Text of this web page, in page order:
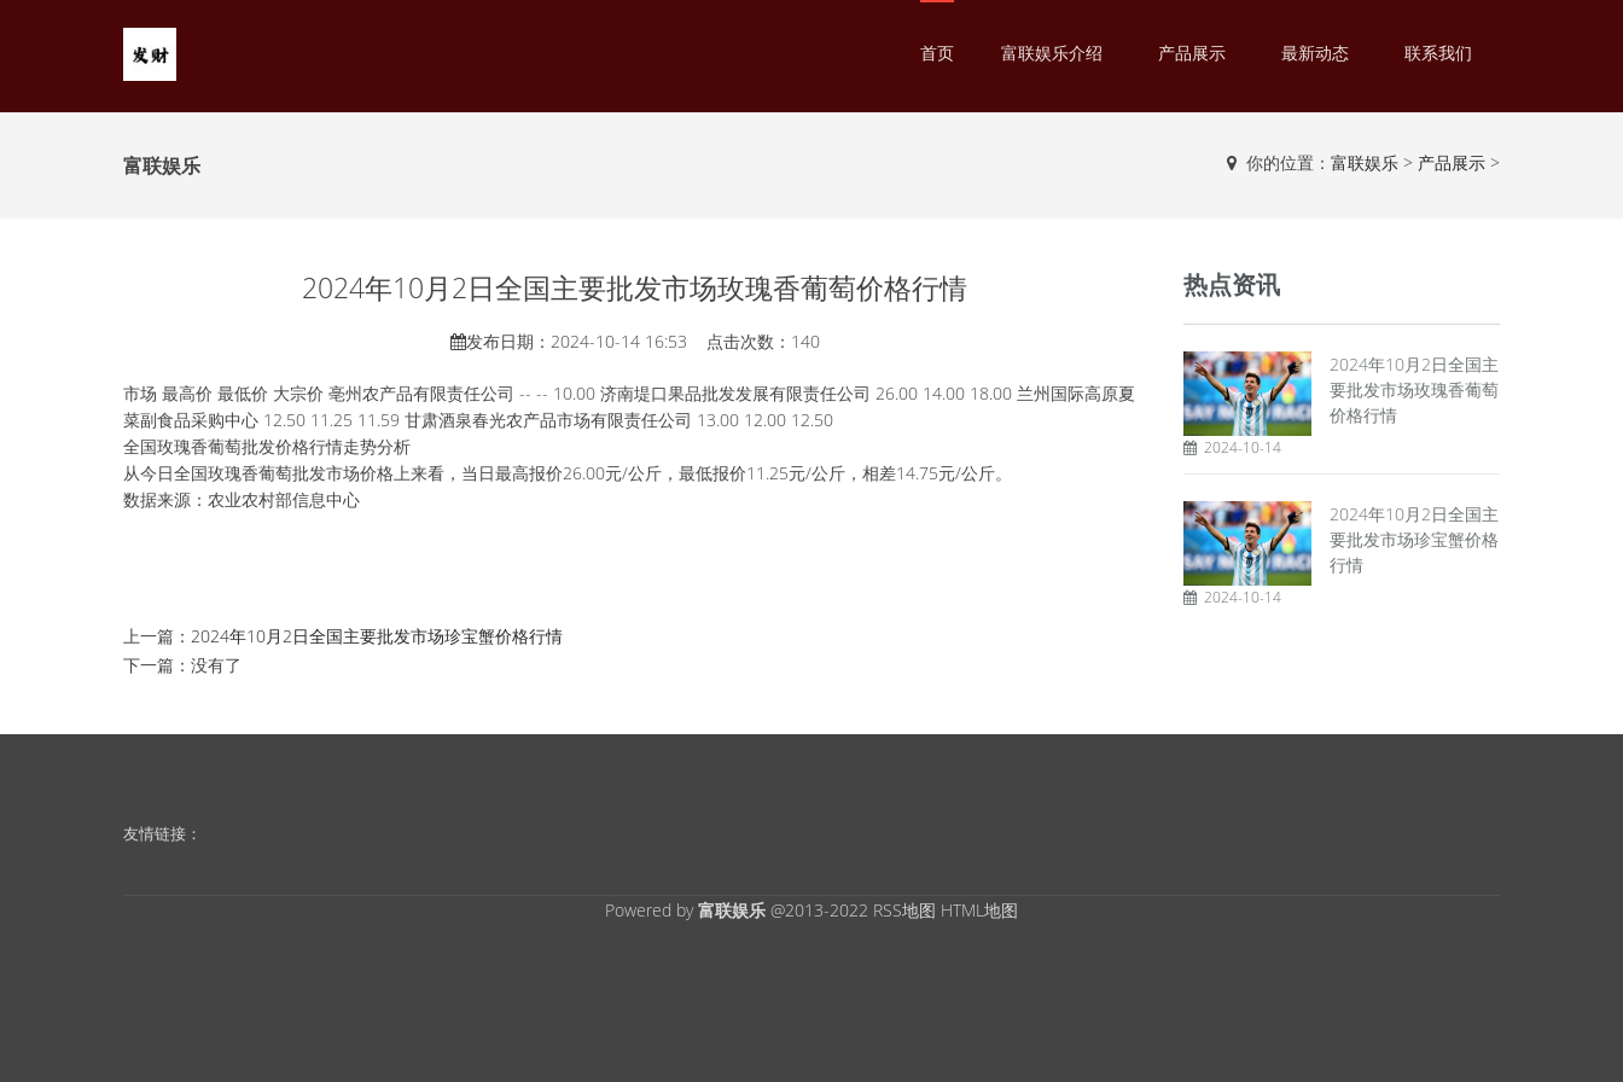
首页 富联娱乐介绍 产品展示 最新动态 联系我们
富联娱乐 你的位置： 富联娱乐 > 产品展示 >
2024年10月2日全国主要批发市场玫瑰香葡萄价格行情
发布日期：2024-10-14 16:53 点击次数：140
市场 最高价 最低价 大宗价 亳州农产品有限责任公司 -- -- 10.00 济南堤口果品批发发展有限责任公司 26.00 14.00 18.00 兰州国际高原夏
菜副食品采购中心 12.50 11.25 11.59 甘肃酒泉春光农产品市场有限责任公司 13.00 12.00 12.50
全国玫瑰香葡萄批发价格行情走势分析
从今日全国玫瑰香葡萄批发市场价格上来看，当日最高报价26.00元/公斤，最低报价11.25元/公斤，相差14.75元/公斤。
数据来源：农业农村部信息中心
上一篇： 2024年10月2日全国主要批发市场珍宝蟹价格行情
下一篇：没有了
热点资讯
2024年10月2日全国主
要批发市场玫瑰香葡萄
价格行情
2024-10-14
2024年10月2日全国主
要批发市场珍宝蟹价格
行情
2024-10-14
友情链接：
Powered by富联娱乐 @2013-2022 RSS地图 HTML地图